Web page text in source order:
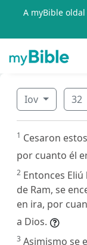
A myBible
Iov 32
1 Cesaron
por cuanto él
2 Entonces
de Ram, se
en ira, por
a Dios.
3 Asimismo se